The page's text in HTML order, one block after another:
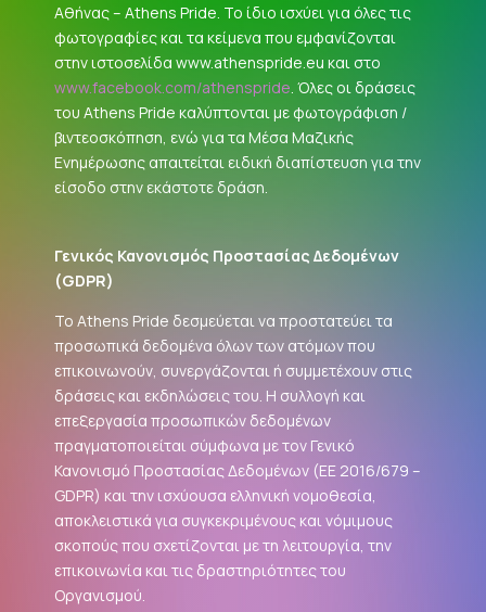
Αθήνας – Athens Pride. Το ίδιο ισχύει για όλες τις
φωτογραφίες και τα κείμενα που εμφανίζονται
στην ιστοσελίδα www.athenspride.eu και στο
www.facebook.com/athenspride. Όλες οι δράσεις
του Athens Pride καλύπτονται με φωτογράφιση /
βιντεοσκόπηση, ενώ για τα Μέσα Μαζικής
Ενημέρωσης απαιτείται ειδική διαπίστευση για την
είσοδο στην εκάστοτε δράση.
Γενικός Κανονισμός Προστασίας Δεδομένων
(GDPR)
Το Athens Pride δεσμεύεται να προστατεύει τα
προσωπικά δεδομένα όλων των ατόμων που
επικοινωνούν, συνεργάζονται ή συμμετέχουν στις
δράσεις και εκδηλώσεις του. Η συλλογή και
επεξεργασία προσωπικών δεδομένων
πραγματοποιείται σύμφωνα με τον Γενικό
Κανονισμό Προστασίας Δεδομένων (ΕΕ 2016/679 –
GDPR) και την ισχύουσα ελληνική νομοθεσία,
αποκλειστικά για συγκεκριμένους και νόμιμους
σκοπούς που σχετίζονται με τη λειτουργία, την
επικοινωνία και τις δραστηριότητες του
Οργανισμού.